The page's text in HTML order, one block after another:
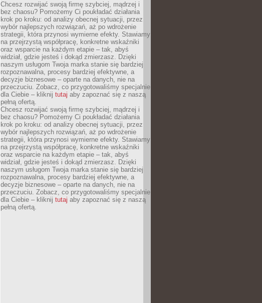
Chcesz rozwijać swoją firmę szybciej, mądrzej i
bez chaosu? Pomożemy Ci poukładać działania
krok po kroku: od analizy obecnej sytuacji, przez
wybór najlepszych rozwiązań, aż po wdrożenie
strategii, która przynosi wymierne efekty. Stawiamy
na przejrzystą współpracę, konkretne wskaźniki
oraz wsparcie na każdym etapie – tak, abyś
widział, gdzie jesteś i dokąd zmierzasz. Dzięki
naszym usługom Twoja marka stanie się bardziej
rozpoznawalna, procesy bardziej efektywne, a
decyzje biznesowe – oparte na danych, nie na
przeczuciu. Zobacz, co przygotowaliśmy specjalnie
dla Ciebie – kliknij tutaj aby zapoznać się z naszą
pełną ofertą.
Chcesz rozwijać swoją firmę szybciej, mądrzej i
bez chaosu? Pomożemy Ci poukładać działania
krok po kroku: od analizy obecnej sytuacji, przez
wybór najlepszych rozwiązań, aż po wdrożenie
strategii, która przynosi wymierne efekty. Stawiamy
na przejrzystą współpracę, konkretne wskaźniki
oraz wsparcie na każdym etapie – tak, abyś
widział, gdzie jesteś i dokąd zmierzasz. Dzięki
naszym usługom Twoja marka stanie się bardziej
rozpoznawalna, procesy bardziej efektywne, a
decyzje biznesowe – oparte na danych, nie na
przeczuciu. Zobacz, co przygotowaliśmy specjalnie
dla Ciebie – kliknij tutaj aby zapoznać się z naszą
pełną ofertą.